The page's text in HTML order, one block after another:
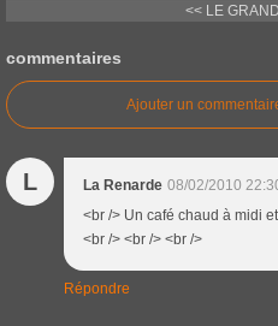
<< LE
commentaires
Ajouter un
L La Renarde 08/02/2010
<br /> Un café chaud à midi
<br /> <br /> <br />
Répondre